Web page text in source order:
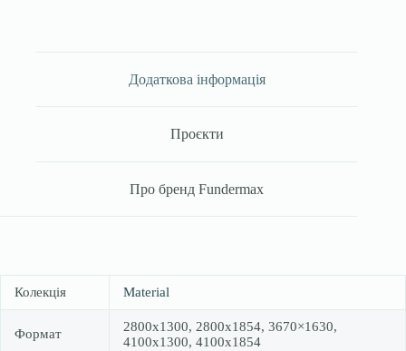
Додаткова інформація
Проєкти
Про бренд Fundermax
Колекція Material
Формат
2800х1300, 2800х1854, 3670×1630,
4100х1300, 4100х1854